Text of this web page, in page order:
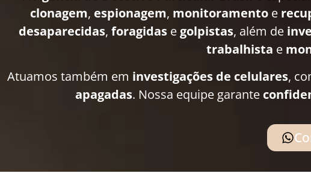
clonagem, espionagem, monitoramentoe
desaparecidas, foragidas e golpistas, além de
trabalhista e
Atuamos também em investigações de celulares,
apagadas. Nossa equipe garante